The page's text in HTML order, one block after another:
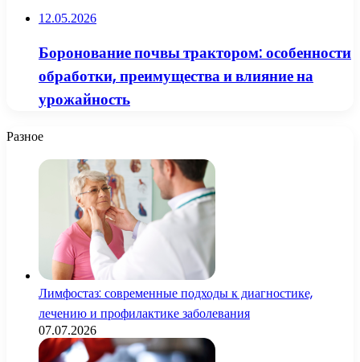
12.05.2026
Боронование почвы трактором: особенности
обработки, преимущества и влияние на
урожайность
Разное
Лимфостаз: современные подходы к диагностике,
лечению и профилактике заболевания
07.07.2026